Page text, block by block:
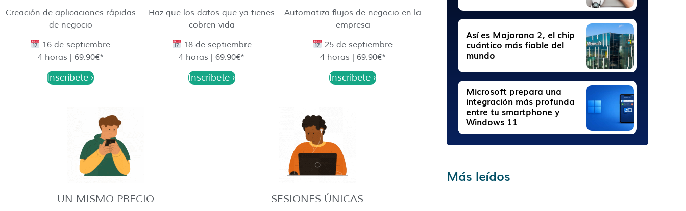
Creación de aplicaciones rápidas
de negocio
16 de septiembre
4 horas | 69.90€*
Inscríbete ›
Haz que los datos que ya tienes
cobren vida
18 de septiembre
4 horas | 69.90€*
Inscríbete ›
Automatiza flujos de negocio en la
empresa
25 de septiembre
4 horas | 69.90€*
Inscríbete ›
UN MISMO PRECIO SESIONES ÚNICAS
Así es Majorana 2, el chip
cuántico más fiable del
mundo
Microsoft prepara una
integración más profunda
entre tu smartphone y
Windows 11
Más leídos